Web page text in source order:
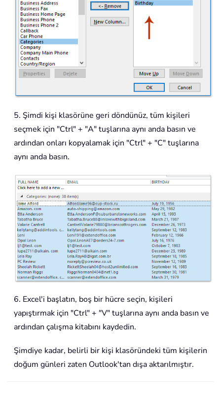
5. Şimdi kişi klasörüne geri döndünüz, tüm kişileri
seçmek için "Ctrl" + "A" tuşlarına aynı anda basın ve
ardından onları kopyalamak için "Ctrl" + "C" tuşlarına
aynı anda basın.
6. Excel'i başlatın, boş bir hücre seçin, kişileri
yapıştırmak için "Ctrl" + "V" tuşlarına aynı anda basın ve
ardından çalışma kitabını kaydedin.
Şimdiye kadar, belirli bir kişi klasöründeki tüm kişilerin
doğum günleri zaten Outlook'tan dışa aktarılmıştır.